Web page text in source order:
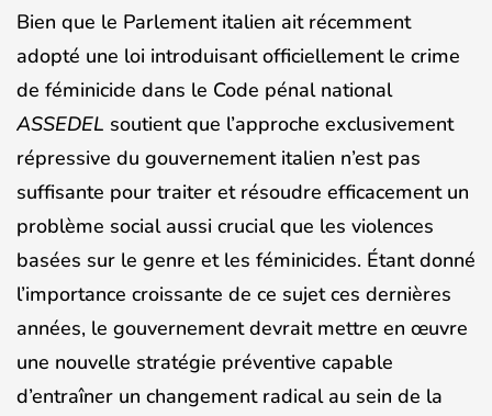
Bien que le Parlement italien ait récemment
adopté une loi introduisant officiellement le crime
de féminicide dans le Code pénal national
ASSEDEL soutient que l’approche exclusivement
répressive du gouvernement italien n’est pas
suffisante pour traiter et résoudre efficacement un
problème social aussi crucial que les violences
basées sur le genre et les féminicides. Étant donné
l’importance croissante de ce sujet ces dernières
années, le gouvernement devrait mettre en œuvre
une nouvelle stratégie préventive capable
d’entraîner un changement radical au sein de la